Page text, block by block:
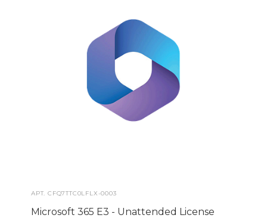
АРТ.CFQ7TTC0LFLX-0003
Microsoft 365 E3 - Unattended License